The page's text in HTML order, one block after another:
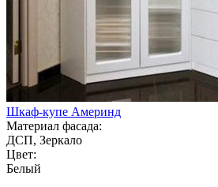
Шкаф-купе Америнд
Материал фасада:
ДСП, Зеркало
Цвет:
Белый